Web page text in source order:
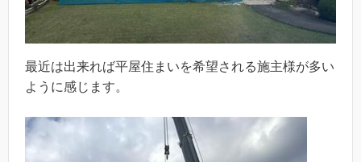
最近は出来れば平屋住まいを希望される施主様が多い
ように感じます。